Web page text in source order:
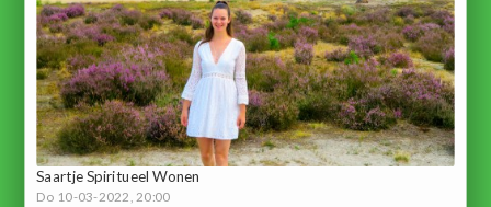
Saartje Spiritueel Wonen
Do 10-03-2022, 20:00